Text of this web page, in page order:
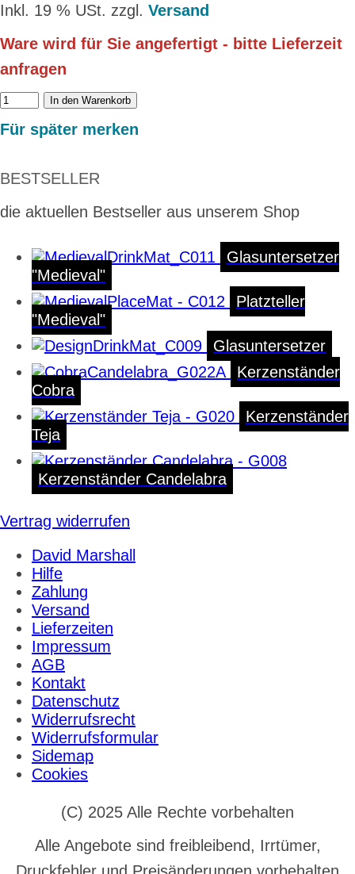
Inkl. 19 % USt. zzgl. Versand
Ware wird für Sie angefertigt - bitte Lieferzeit
anfragen
In den Warenkorb
Für später merken
BESTSELLER
die aktuellen Bestseller aus unserem Shop
Glasuntersetzer
"Medieval"
Platzteller
"Medieval"
Glasuntersetzer
Kerzenständer
Cobra
Kerzenständer
Teja
Kerzenständer Candelabra
Vertrag widerrufen
David Marshall
Hilfe
Zahlung
Versand
Lieferzeiten
Impressum
AGB
Kontakt
Datenschutz
Widerrufsrecht
Widerrufsformular
Sidemap
Cookies
(C) 2025 Alle Rechte vorbehalten
Alle Angebote sind freibleibend, Irrtümer,